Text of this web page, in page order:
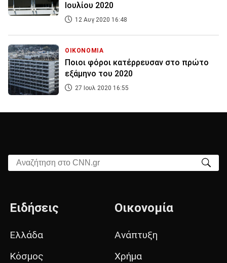
Ιουλίου 2020
12 Αυγ 2020 16:48
ΟΙΚΟΝΟΜΙΑ
Ποιοι φόροι κατέρρευσαν στο πρώτο
εξάμηνο του 2020
27 Ιουλ 2020 16:55
Αναζήτηση στο CNN.gr
Ειδήσεις
Ελλάδα
Κόσμος
Οικονομία
Ανάπτυξη
Χρήμα